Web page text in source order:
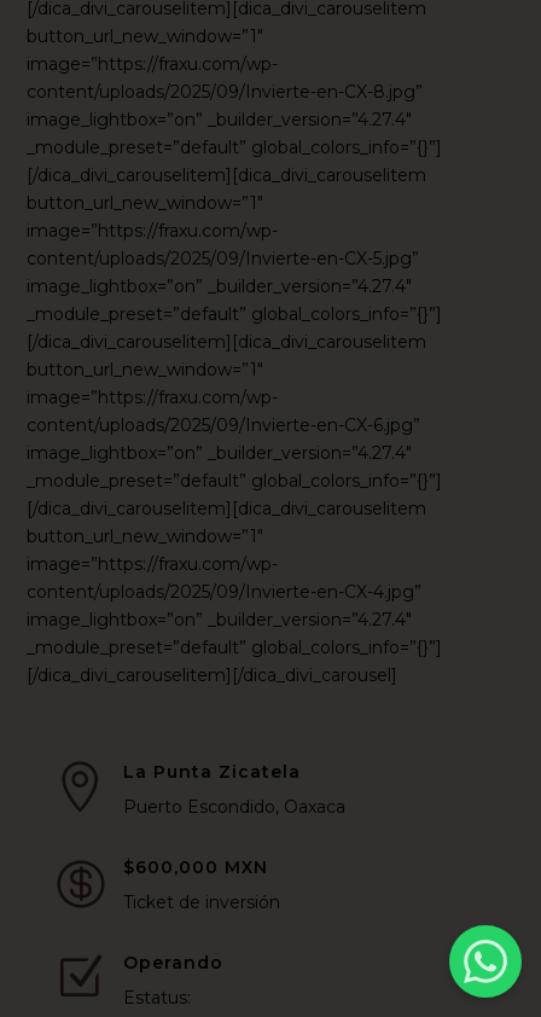
[/dica_divi_carouselitem][dica_divi_carouselitem
button_url_new_window=”1″
image=”https://fraxu.com/wp-
content/uploads/2025/09/Invierte-en-CX-8.jpg”
image_lightbox=”on” _builder_version=”4.27.4″
_module_preset=”default” global_colors_info=”{}”]
[/dica_divi_carouselitem][dica_divi_carouselitem
button_url_new_window=”1″
image=”https://fraxu.com/wp-
content/uploads/2025/09/Invierte-en-CX-5.jpg”
image_lightbox=”on” _builder_version=”4.27.4″
_module_preset=”default” global_colors_info=”{}”]
[/dica_divi_carouselitem][dica_divi_carouselitem
button_url_new_window=”1″
image=”https://fraxu.com/wp-
content/uploads/2025/09/Invierte-en-CX-6.jpg”
image_lightbox=”on” _builder_version=”4.27.4″
_module_preset=”default” global_colors_info=”{}”]
[/dica_divi_carouselitem][dica_divi_carouselitem
button_url_new_window=”1″
image=”https://fraxu.com/wp-
content/uploads/2025/09/Invierte-en-CX-4.jpg”
image_lightbox=”on” _builder_version=”4.27.4″
_module_preset=”default” global_colors_info=”{}”]
[/dica_divi_carouselitem][/dica_divi_carousel]

La Punta Zicatela
Puerto Escondido, Oaxaca

$600,000 MXN
Ticket de inversión
Z
Operando
Estatus: